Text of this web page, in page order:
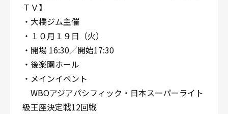
ＴＶ】
・大橋ジム主催
・１０月１９日（火）
・開場 16:30／開始17:30
・後楽園ホール
・メインイベント
WBOアジアパシフィック・日本スーパーライト
級王座決定戦12回戦